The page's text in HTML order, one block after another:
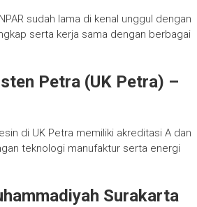
sudah lama di kenal unggul dengan
serta kerja sama dengan berbagai
Petra (UK Petra) –
di UK Petra memiliki akreditasi A dan
teknologi manufaktur serta energi
Surakarta